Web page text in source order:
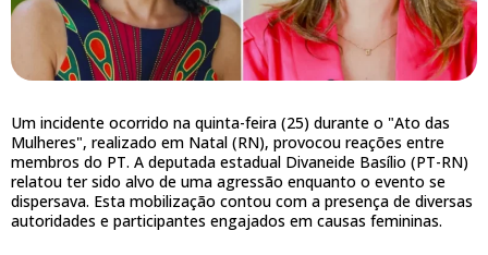
Um incidente ocorrido na quinta-feira (25) durante o "Ato das
Mulheres", realizado em Natal (RN), provocou reações entre
membros do PT. A deputada estadual Divaneide Basílio (PT-RN)
relatou ter sido alvo de uma agressão enquanto o evento se
dispersava. Esta mobilização contou com a presença de diversas
autoridades e participantes engajados em causas femininas.